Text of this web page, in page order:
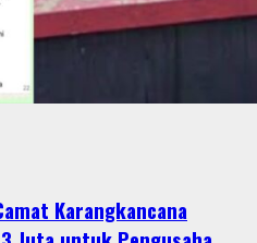
Karangkancana